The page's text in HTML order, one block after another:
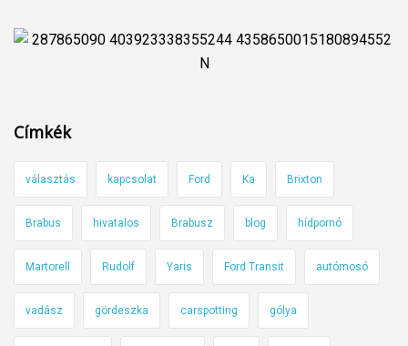
Címkék
választás kapcsolat Ford Ka Brixton
Brabus hivatalos Brabusz blog hídpornó
Martorell Rudolf Yaris Ford Transit autómosó
vadász gördeszka carspotting gólya